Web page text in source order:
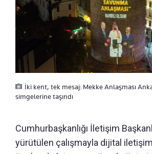
İki kent, tek mesaj: Mekke Anlaşması
simgelerine taşındı
Cumhurbaşkanlığı İletişim
yürütülen çalışmayla dijital